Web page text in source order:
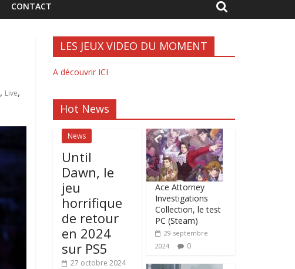
CONTACT
, Live,
LES JEUX VIDEO DU MOMENT
A découvrir ICI
Hot News
News
Until
Dawn, le
jeu
horrifique
de retour
en 2024
sur PS5
27 octobre 2024
Ace Attorney
Investigations
Collection, le test
PC (Steam)
29 septembre
2024
0